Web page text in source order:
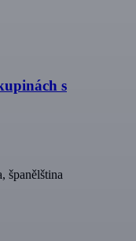
s
španělština